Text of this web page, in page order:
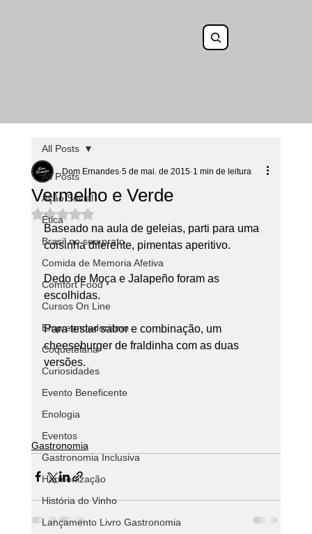
All Posts
Ação Social
Ética
Brasil no seu prato
Comida de Memoria Afetiva
Comfort Food
Cursos On Line
Empreendedorismo
Coquetelaria
Curiosidades
Evento Beneficente
Enologia
Eventos
Gastronomia Inclusiva
Harmonização
História do Vinho
Lançamento Livro Gastronomia
All Posts
Vermelho e Verde
Dom Ernandes 5 de mai. de 2015 1 min de leitura
Avaliado com NaN de 5 estrelas.
Baseado na aula de geleias, parti para uma
coisinha diferente, pimentas aperitivo.
Dedo de Moça e Jalapeño foram as
escolhidas.
Para testar sabor e combinação, um
cheeseburger de fraldinha com as duas
versões.
Gastronomia